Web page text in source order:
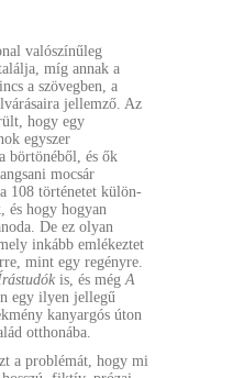
valószínűleg
míg annak a
a szövegben, a
jellemző. Az
hogy egy
egyszer
börtönéből, és ők
mocsár
108 történetet külön-
és hogy hogyan
De ez olyan
inkább emlékeztet
mint egy regényre.
is, és mégA
egy ilyen jellegű
kanyargós úton
otthonába.
a problémát, hogy mi